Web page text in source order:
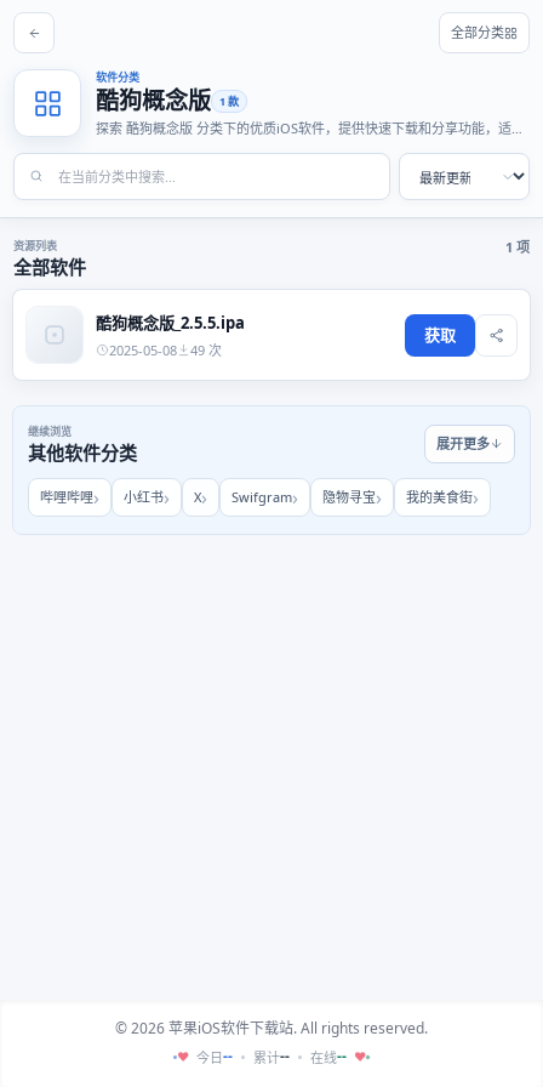
全部分类
软件分类
酷狗概念版 1 款
探索 酷狗概念版 分类下的优质iOS软件，提供快速下载和分享功能，适合
资源列表
全部软件
1 项
酷狗概念版_2.5.5.ipa
2025-05-08 49 次
获取
继续浏览
其他软件分类 展开更多
哔哩哔哩 小红书 X Swifgram 隐物寻宝 我的美食街
© 2026 苹果iOS软件下载站. All rights reserved.
♥ 今日-- 累计-- 在线-- ♥